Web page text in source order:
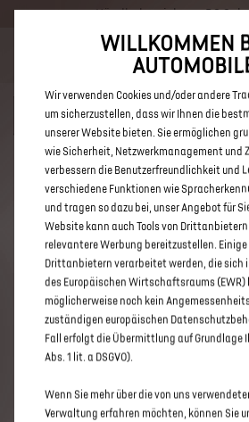
Händlerbereich von DS
Bis zu 6.000 € staatliche Förderprämie
Hybride. Mehr
ENTDECKEN SIE
DS 3 CROSSBACK
MIT DIESEL
SALON
WILLKOMMEN
Wir verwenden Cookies und/oder andere
um sicherzustellen, dass wir Ihnen die
unserer Website bieten. Sie ermöglichen
wie Sicherheit, Netzwerkmanagement und
verbessern die Benutzerfreundlichkeit und
verschiedene Funktionen wie
und tragen so dazu bei, unser Angebot für
Website kann auch Tools von
relevantere Werbung bereitzustellen. Einige
Drittanbietern verarbeitet werden, die sich
des Europäischen Wirtschaftsraums (EWR)
möglicherweise noch kein
zuständigen europäischen
Fall erfolgt die Übermittlung auf Grundlage
Abs. 1 lit. a DSGVO).
Wenn Sie mehr über die von uns
Verwaltung erfahren möchten, können Sie